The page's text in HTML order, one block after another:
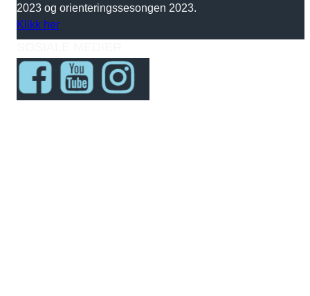
2023 og orienteringssesongen 2023.
Klikk her